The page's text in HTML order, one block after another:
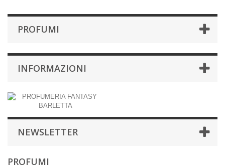
PROFUMI
INFORMAZIONI
NEWSLETTER
PROFUMI